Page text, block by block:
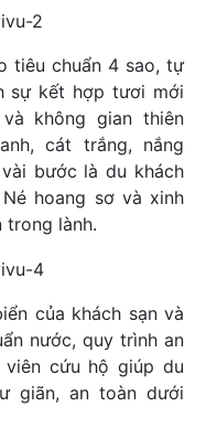
tiêu chuẩn 4 sao, tự
sự kết hợp tươi mới
không gian thiên
cát trắng, nắng
bước là du khách
hoang sơ và xinh
trong lành.
của khách sạn và
nước, quy trình an
cứu hộ giúp du
giãn, an toàn dưới